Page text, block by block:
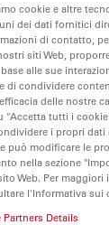
cookie e altre
dei dati fornitici
di contatto,
siti Web,
alle sue
di condividere
delle nostre
"Accetta tutti i
i propri
modificare le
nella sezione
Web. Per maggiori
l'Informativa sui
Details